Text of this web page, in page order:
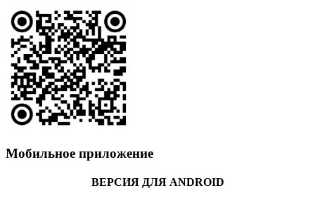
Мобильное приложение
ВЕРСИЯ ДЛЯ ANDROID